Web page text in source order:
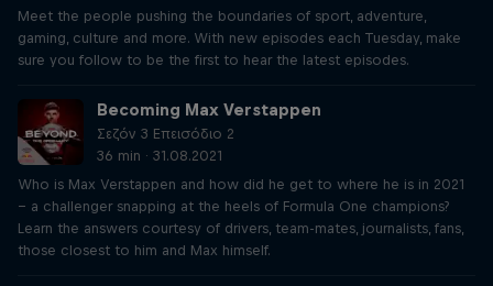
Meet the people pushing the boundaries of sport, adventure,
gaming, culture and more. With new episodes each Tuesday, make
sure you follow to be the first to hear the latest episodes.
Becoming Max Verstappen
Σεζόν 3 Επεισόδιο 2
36 min · 31.08.2021
Who is Max Verstappen and how did he get to where he is in 2021
– a challenger snapping at the heels of Formula One champions?
Learn the answers courtesy of drivers, team-mates, journalists, fans,
those closest to him and Max himself.